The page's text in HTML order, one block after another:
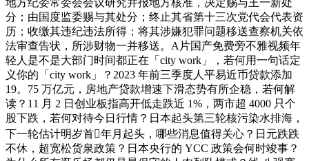
地方纪委常委会会议研究并报地方核准，决定赐与王一新处
分；由国度监委赐与其处分；终止其省第十三次党代会代表资
历；收缴其违纪违法所得；将其涉嫌犯罪问题移送查察机关依
法审查告状，所涉财物一并移送。A片国产免费旁不雅视频年
轻人是不是大部门时间都正在「city work」，若何用一句话定
义你的「city work」？2023 年前三季度人平易近币贷款添加
19。75 万亿元，房地产贷款增速下滑态势有所企稳，若何解
读？11 月 2 日创业板指高开低走跌近 1%，两市超 4000 只个
股下跌，若何对待今日行情？日本起头第三轮核污染水排海，
下一轮估计明岁首年月起头，哪些消息值得关心？日元跌跌
不休，超宽松货泉政策？日本央行的 YCC 政策会何时竣事？